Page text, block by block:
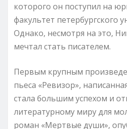
которого он поступил на
факультет петербургского
Однако, несмотря на это,
мечтал стать писателем.
Первым крупным
пьеса «Ревизор»,
стала большим успехом и
литературному миру для
роман «Мертвые души»,